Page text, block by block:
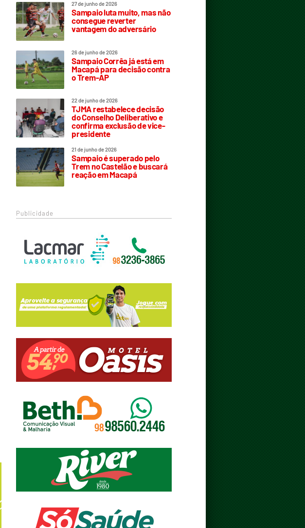
27 de junho de 2026
Sampaio luta muito, mas não
consegue reverter
vantagem do adversário
26 de junho de 2026
Sampaio Corrêa já está em
Macapá para decisão contra
o Trem-AP
22 de junho de 2026
TJMA restabelece decisão
do Conselho Deliberativo e
confirma exclusão de vice-
presidente
21 de junho de 2026
Sampaio é superado pelo
Trem no Castelão e buscará
reação em Macapá
Publicidade